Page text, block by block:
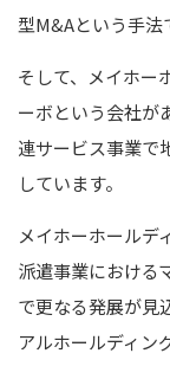
型M&Aという手法
そして、メイホー
ーボという会社が
連サービス事業で
しています。
メイホーホールデ
派遣事業における
で更なる発展が見
アルホールディン